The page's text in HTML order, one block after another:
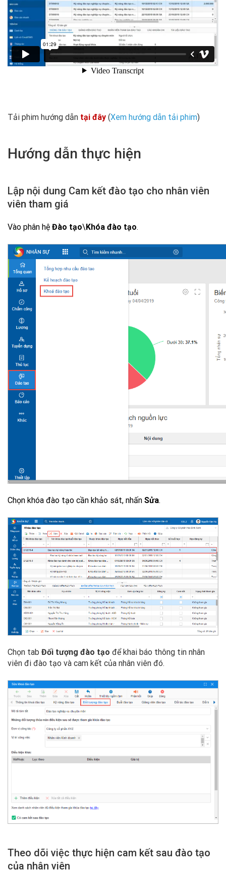
Tải phim hướng dẫn tại đây (Xem hướng dẫn tải phim)
Hướng dẫn thực hiện
Lập nội dung Cam kết đào tạo cho nhân viên
viên tham giá
Vào phân hệ Đào tạo\Khóa đào tạo.
Chọn khóa đào tạo cần khảo sát, nhấn Sửa.
Chọn tab Đối tượng đào tạo để khai báo thông tin nhân
viên đi đào tạo và cam kết của nhân viên đó.
Theo dõi việc thực hiện cam kết sau đào tạo
của nhân viên